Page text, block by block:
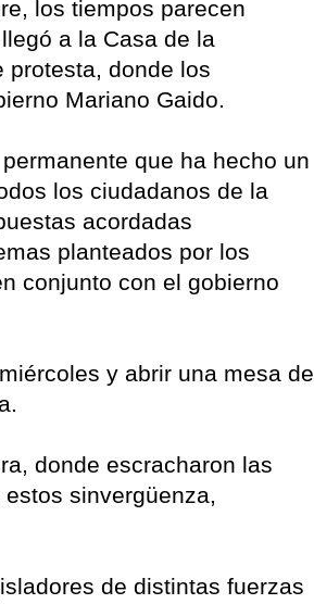
los tiempos parecen
a la Casa de la
protesta, donde los
Mariano Gaido.
que ha hecho un
los ciudadanos de la
acordadas
planteados por los
conjunto con el gobierno
y abrir una mesa de
donde escracharon las
sinvergüenza,
de distintas fuerzas